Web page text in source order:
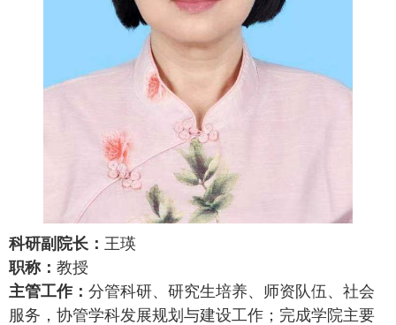
科研副院长： 王瑛
职称： 教授
主管工作： 分管科研、研究生培养、师资队伍、社会
服务，协管学科发展规划与建设工作；完成学院主要